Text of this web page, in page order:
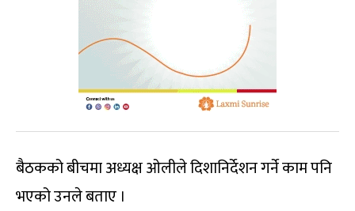
बैठकको बीचमा अध्यक्ष ओलीले दिशानिर्देशन गर्ने काम पनि
भएको उनले बताए ।